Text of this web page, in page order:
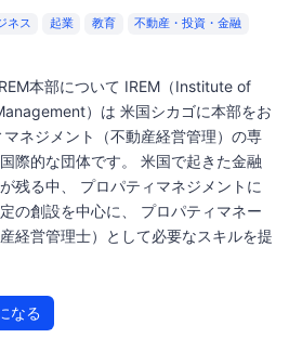
ネス 起業 教育
不動産・投資・金融
本部について IREM（Institute of
）は 米国シカゴに本部をお
マネジメント（不動産経営管理）の専
際的な団体です。 米国で起きた金融
残る中、 プロパティマネジメントに
の創設を中心に、 プロパティマネー
経営管理士）として必要なスキルを提
なる